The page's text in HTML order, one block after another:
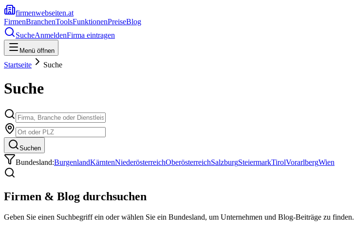
firmenwebseiten.at
FirmenBranchenToolsFunktionenPreiseBlog
SucheAnmeldenFirma eintragen
Menü öffnen
Startseite Suche
Suche
Suchen
Bundesland:BurgenlandKärntenNiederösterreichOberösterreichSalzburgSteiermarkTirolVorarlbergWien
Firmen & Blog durchsuchen
Geben Sie einen Suchbegriff ein oder wählen Sie ein Bundesland, um Unternehmen und Blog-Beiträge zu finden.